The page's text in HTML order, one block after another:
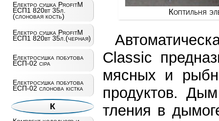
Електро сушка ProfitM
ЕСП1 820вт 35л.
(слоновая кость)
Електро сушка ProfitM
ЕСП1 820вт 35л.(черная)
Електросушка побутова
ЕСП-02 сiра
Електросушка побутова
ЕСП-02 слонова кістка
К
Коптильня
Classic
мясных и
продуктов.
тления в